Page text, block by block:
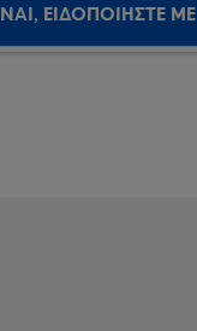
ΝΑΙ, ΕΙΔΟΠΟΙΗΣΤΕ ΜΕ